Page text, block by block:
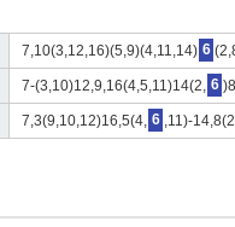
7,10(3,12,16)(5,9)(4,11,14) 6
7-(3,10)12,9,16(4,5,11)14(2, 6
7,3(9,10,12)16,5(4, 6 ,11)-